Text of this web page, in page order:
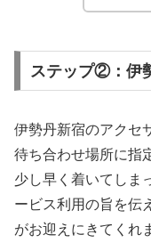
ステップ②：伊
伊勢丹新宿のアクセ
待ち合わせ場所に指
少し早く着いてしま
ービス利用の旨を伝
がお迎えにきてくれ